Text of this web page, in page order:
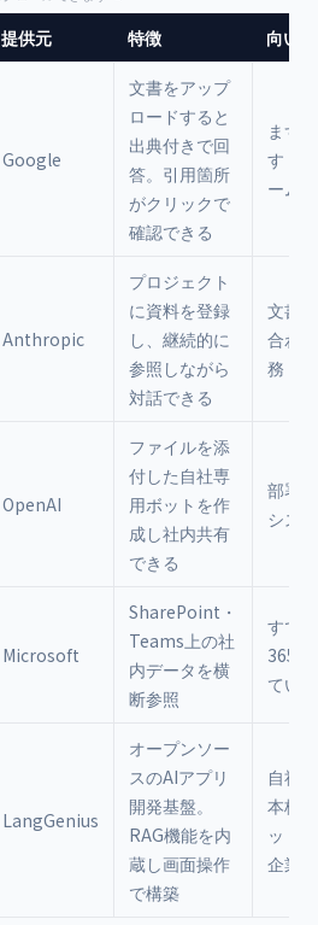
提供元 特徴 向い
Google
文書をアップ
ロードすると
出典付きで回
答。引用箇所
がクリックで
確認できる
まず
す・
ーム
Anthropic
プロジェクト
に資料を登録
し、継続的に
参照しながら
対話できる
文書
合わ
務
OpenAI
ファイルを添
付した自社専
用ボットを作
成し社内共有
できる
部署
シス
Microsoft
SharePoint・
Teams上の社
内データを横
断参照
すで
365
てい
LangGenius
オープンソー
スのAIアプリ
開発基盤。
RAG機能を内
蔵し画面操作
で構築
自社
本格
ット
企業